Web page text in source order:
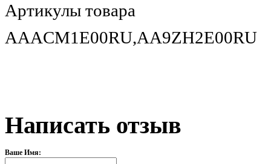
Артикулы товара
AAACM1E00RU,AA9ZH2E00RU
Написать отзыв
Ваше Имя: